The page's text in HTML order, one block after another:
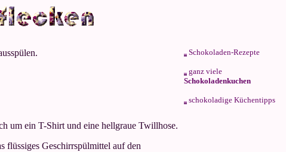
um ein T-Shirt und eine hellgraue Twillhose.
flüssiges Geschirrspülmittel auf den
Schokoladen-Rezepte
ganz viele
Schokoladenkuchen
schokoladige Küchentipps